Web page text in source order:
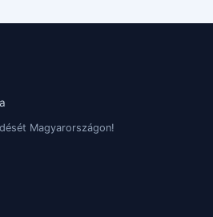
Magyarországon!